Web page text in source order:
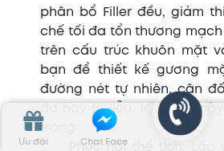
Ưu đãi Chat Face
phân bổ Filler đều, giảm
chế tối đa tổn thương mạch
trên cấu trúc khuôn mặt
bạn để thiết kế gương
đường nét tự nhiên, cân
đơ hay lộ liễu. Kỹ thuật
trong:
Phục hồi thể tíc
h: